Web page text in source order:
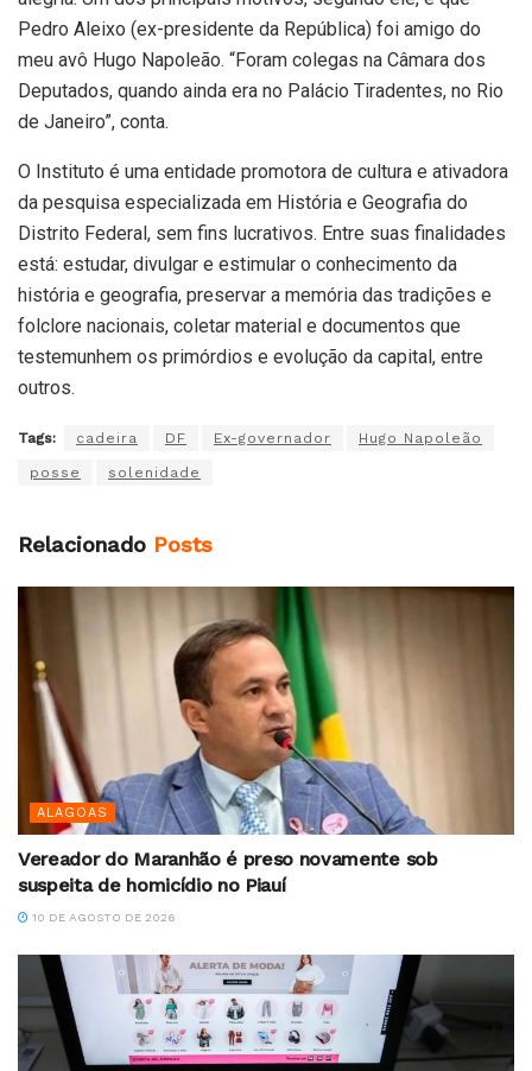
Pedro Aleixo (ex-presidente da República) foi amigo do
meu avô Hugo Napoleão. “Foram colegas na Câmara dos
Deputados, quando ainda era no Palácio Tiradentes, no Rio
de Janeiro”, conta.
O Instituto é uma entidade promotora de cultura e ativadora
da pesquisa especializada em História e Geografia do
Distrito Federal, sem fins lucrativos. Entre suas finalidades
está: estudar, divulgar e estimular o conhecimento da
história e geografia, preservar a memória das tradições e
folclore nacionais, coletar material e documentos que
testemunhem os primórdios e evolução da capital, entre
outros.
Tags: cadeira DF Ex-governador Hugo Napoleão
posse solenidade
Relacionado Posts
ALAGOAS
Vereador do Maranhão é preso novamente sob
suspeita de homicídio no Piauí
10 DE AGOSTO DE 2026